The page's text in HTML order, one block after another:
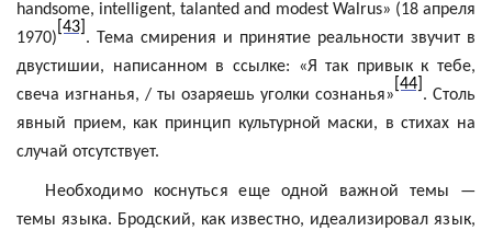
handsome, intelligent,talanted and modest Walrus» (18 апреля
1970)
[43]
. Тема смирения и принятие реальности звучит в
двустишии, написанном в ссылке: «Я так привык к тебе,
свеча изгнанья, / ты озаряешь уголки сознанья»
[44]
. Столь
явный прием, как принцип культурной маски, в стихах на
случай отсутствует.
Необходимо коснуться еще одной важной темы —
темы языка. Бродский, как известно, идеализировал язык,